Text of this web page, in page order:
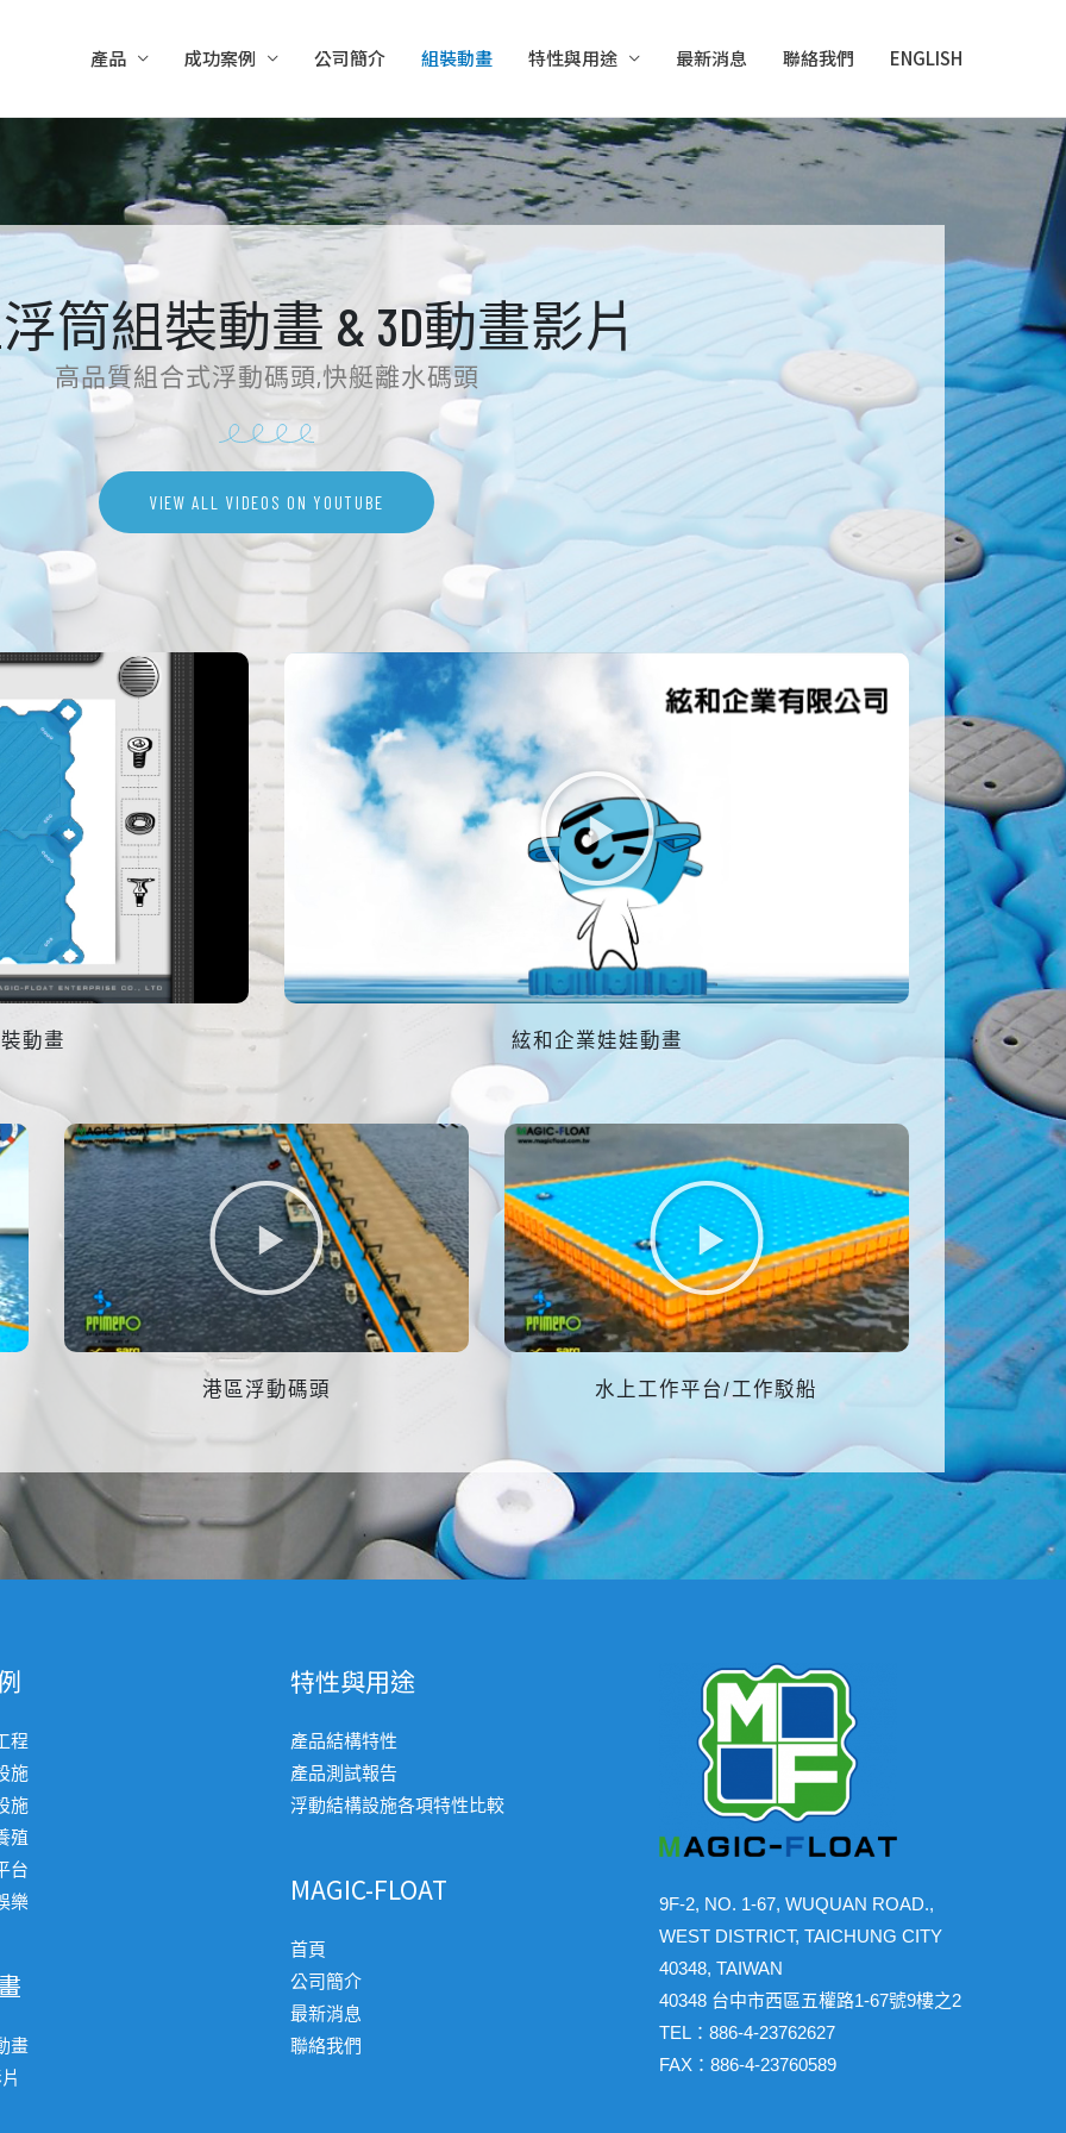
產品 成功案例 公司簡介 組裝動畫 特性與用途 最新消息 聯絡我們 ENGLISH
筒組裝動畫 & 3D動畫影片
高品質組合式浮動碼頭,快艇離水碼頭
VIEW ALL VIDEOS ON YOUTUBE
動畫 絃和企業娃娃動畫
港區浮動碼頭 水上工作平台/工作駁船
程
施
施
殖
台
樂
畫
特性與用途
產品結構特性
產品測試報告
浮動結構設施各項特性比較
MAGIC-FLOAT
首頁
公司簡介
最新消息
聯絡我們
9F-2, NO. 1-67, WUQUAN ROAD.,
WEST DISTRICT, TAICHUNG CITY
40348, TAIWAN
40348 台中市西區五權路1-67號9樓之2
TEL：886-4-23762627
FAX：886-4-23760589